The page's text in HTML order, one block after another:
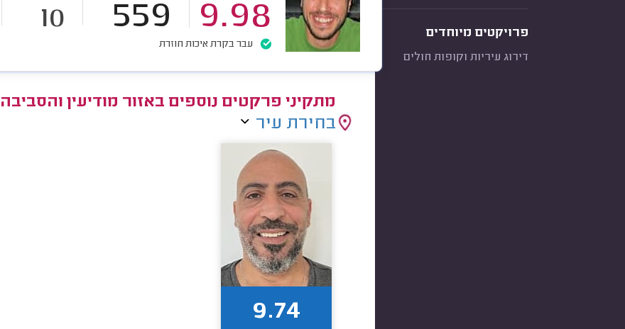
פרויקטים מיוחדים
דירוג עיריות וקופות חולים
9.98
559
10
עבר בקרת איכות חוזרת
מתקיני פרקטים נוספים באזור מודיעין והסביבה
בחירת עיר
9.74